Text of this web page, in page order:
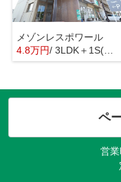
メゾンレスポワール
4.8万円/ 3LDK＋1S(納戸)
ペ
営